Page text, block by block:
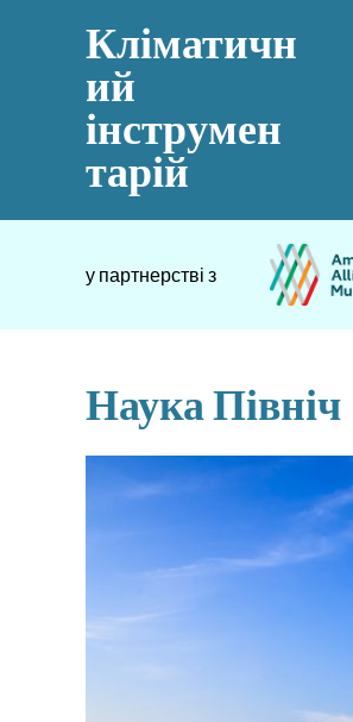
Кліматичн
ий
інструмен
тарій
у партнерстві з
Наука Північ